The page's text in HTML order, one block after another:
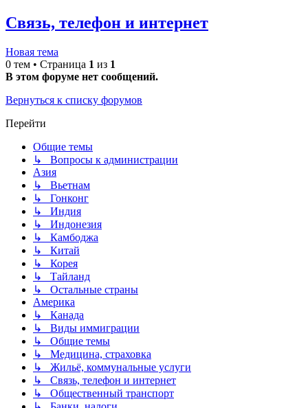
Связь, телефон и интернет
Новая тема
0 тем • Страница 1 из 1
В этом форуме нет сообщений.
Вернуться к списку форумов
Перейти
Общие темы
↳ Вопросы к администрации
Азия
↳ Вьетнам
↳ Гонконг
↳ Индия
↳ Индонезия
↳ Камбоджа
↳ Китай
↳ Корея
↳ Тайланд
↳ Остальные страны
Америка
↳ Канада
↳ Виды иммиграции
↳ Общие темы
↳ Медицина, страховка
↳ Жильё, коммунальные услуги
↳ Связь, телефон и интернет
↳ Общественный транспорт